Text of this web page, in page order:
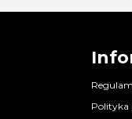
Polityka